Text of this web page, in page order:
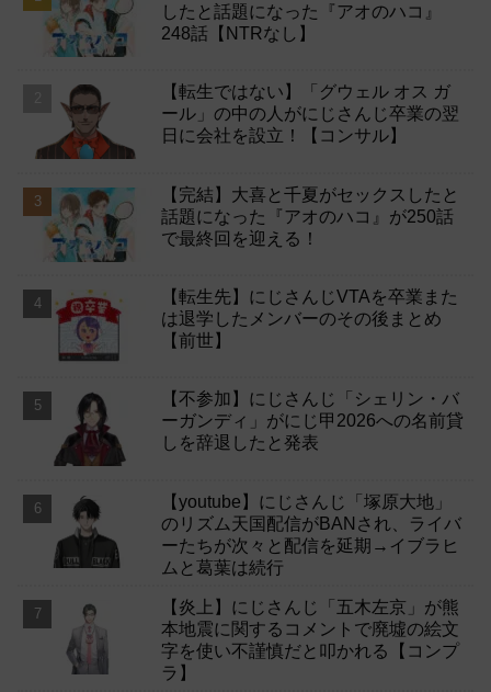
したと話題になった『アオのハコ』
248話【NTRなし】
【転生ではない】「グウェル オス ガ
ール」の中の人がにじさんじ卒業の翌
日に会社を設立！【コンサル】
【完結】大喜と千夏がセックスしたと
話題になった『アオのハコ』が250話
で最終回を迎える！
【転生先】にじさんじVTAを卒業また
は退学したメンバーのその後まとめ
【前世】
【不参加】にじさんじ「シェリン・バ
ーガンディ」がにじ甲2026への名前貸
しを辞退したと発表
【youtube】にじさんじ「塚原大地」
のリズム天国配信がBANされ、ライバ
ーたちが次々と配信を延期→イブラヒ
ムと葛葉は続行
【炎上】にじさんじ「五木左京」が熊
本地震に関するコメントで廃墟の絵文
字を使い不謹慎だと叩かれる【コンプ
ラ】